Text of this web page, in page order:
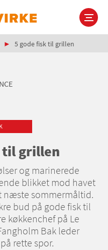
5 gode fisk til grillen
til grillen
og marinerede
blikket mod havet
sommermåltid.
bud på gode fisk til
køkkenchef på Le
Bak leder
rette spor.